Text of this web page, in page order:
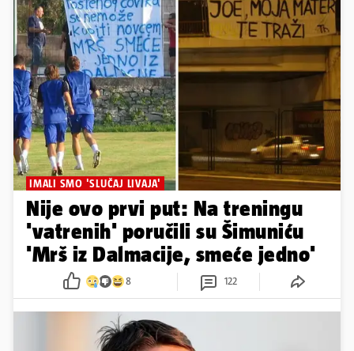
Neki nestanu kad je stani-pani
21
GOVORIO NA SVETOM DUHU
Josip Šimunić o obiteljskoj
tragediji: 'Kći je preminula na
Uskrs. Dragi Bog ju je uzeo...'